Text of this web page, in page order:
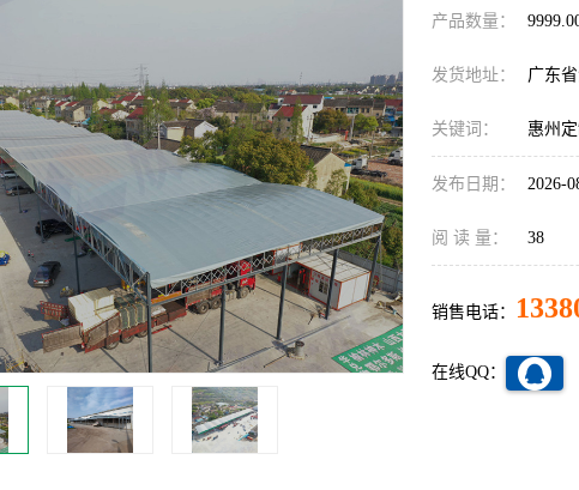
产品数量：
发货地址： 广东
关键词： 惠州
发布日期： 2026-
阅 读 量： 38
销售电话：
在线QQ：